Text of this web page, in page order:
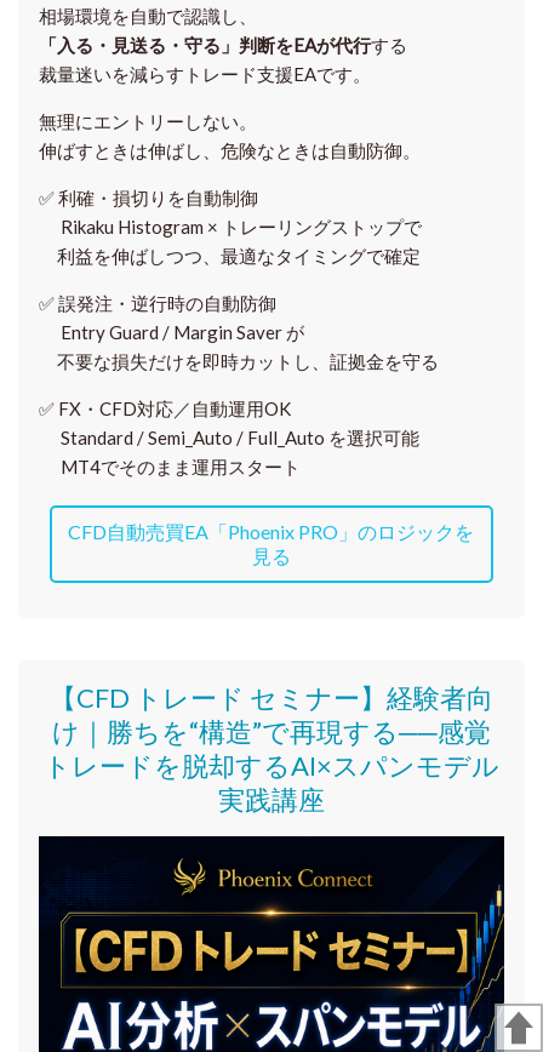
相場環境を自動で認識し、
「入る・見送る・守る」判断をEAが代行する
裁量迷いを減らすトレード支援EAです。
無理にエントリーしない。
伸ばすときは伸ばし、危険なときは自動防御。
✅利確・損切りを自動制御
Rikaku Histogram × トレーリングストップで
利益を伸ばしつつ、最適なタイミングで確定
✅誤発注・逆行時の自動防御
Entry Guard / Margin Saver が
不要な損失だけを即時カットし、証拠金を守る
✅ FX・CFD対応／自動運用OK
Standard / Semi_Auto / Full_Auto を選択可能
MT4でそのまま運用スタート
CFD自動売買EA「Phoenix PRO」のロジックを
見る
【CFD トレード セミナー】 経験者向
け｜ 勝ちを“構造”で再現する──感覚
トレードを脱却するAI×スパンモデル
実践講座